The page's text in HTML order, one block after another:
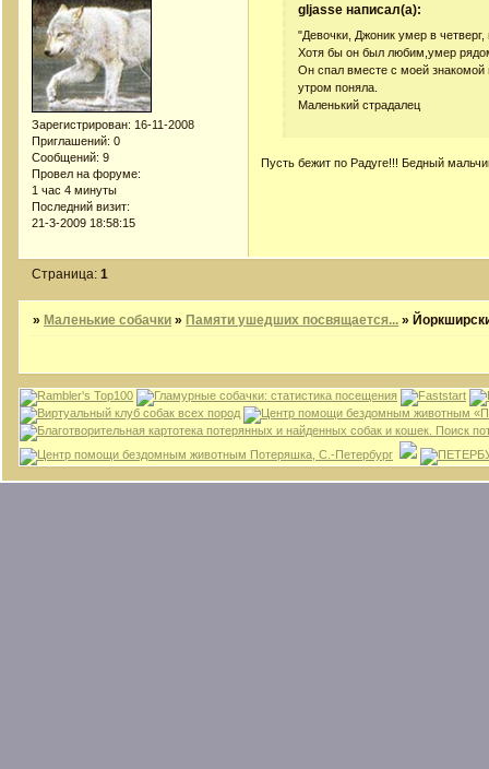
Зарегистрирован: 16-11-2008
Приглашений: 0
Сообщений: 9
Провел на форуме:
1 час 4 минуты
Последний визит:
21-3-2009 18:58:15
gljasse написал(а):
"Девочки, Джоник умер в четверг,
Хотя бы он был любим,умер
Он спал вместе с моей знакомой
утром поняла.
Маленький страдалец
Пусть бежит по Радуге!!! Бедный
Страница:1
» Маленькие собачки » Памяти ушедших посвящается... »